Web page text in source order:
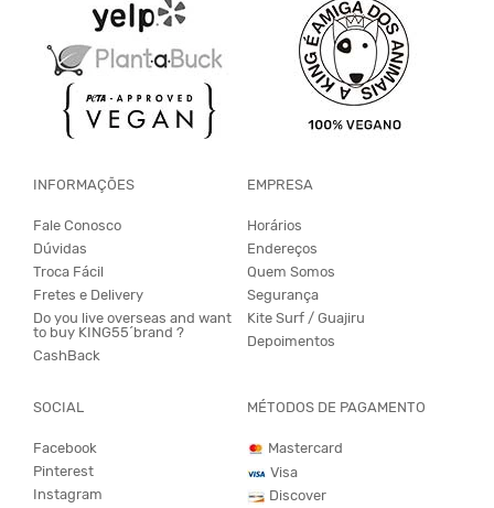
INFORMAÇÕES
Fale Conosco
Dúvidas
Troca Fácil
Fretes e Delivery
Do you live overseas and want
to buy KING55´brand ?
CashBack
EMPRESA
Horários
Endereços
Quem Somos
Segurança
Kite Surf / Guajiru
Depoimentos
SOCIAL
Facebook
Pinterest
Instagram
MÉTODOS DE PAGAMENTO
Mastercard
Visa
Discover